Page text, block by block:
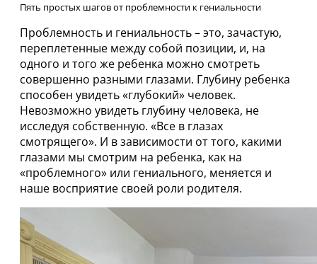
Пять простых шагов от проблемности к гениальности
Проблемность и гениальность – это, зачастую,
переплетенные между собой позиции, и, на
одного и того же ребенка можно смотреть
совершенно разными глазами. Глубину ребенка
способен увидеть «глубокий» человек.
Невозможно увидеть глубину человека, не
исследуя собственную. «Все в глазах
смотрящего». И в зависимости от того, какими
глазами мы смотрим на ребенка, как на
«проблемного» или гениального, меняется и
наше восприятие своей роли родителя.